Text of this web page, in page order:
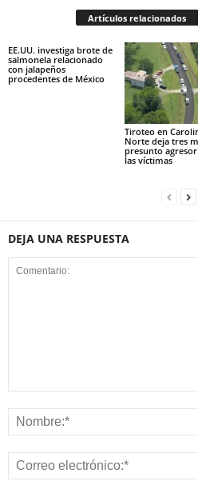
Artículos relacionados
EE.UU. investiga brote de
salmonela relacionado
con jalapeños
procedentes de México
Tiroteo en
Norte deja tres
presunto
las víctimas
DEJA UNA RESPUESTA